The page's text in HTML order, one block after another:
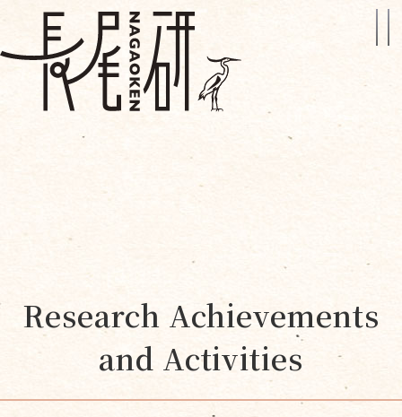
Research Achievements
and Activities